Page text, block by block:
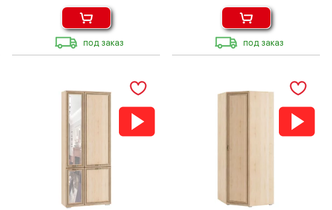
под заказ под заказ